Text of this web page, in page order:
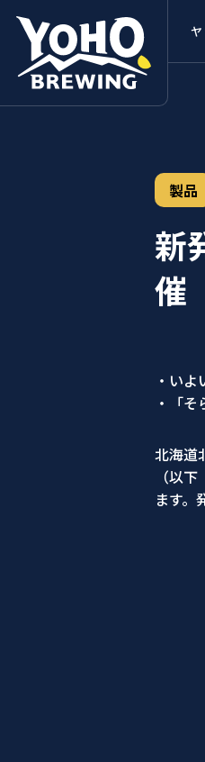
製品
新
催
・い
・「
北海道
（以
ます。